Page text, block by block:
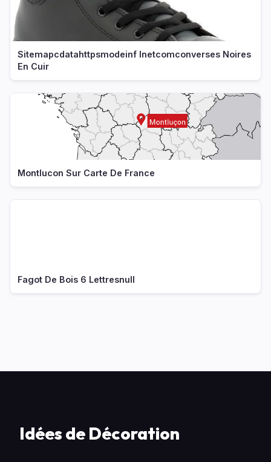
Sitemapcdatahttpsmodeinf Inetcomconverses Noires
En Cuir
Montlucon Sur Carte De France
Fagot De Bois 6 Lettresnull
Idées de Décoration